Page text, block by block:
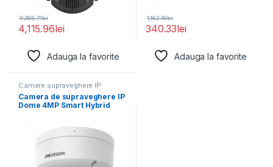
4,115.96lei
9,385.71lei
Adauga la favorite
340.33lei
1,162.18lei
Adauga la favorite
Camere supraveghere IP
Camera de supraveghere IP
Dome 4MP Smart Hybrid